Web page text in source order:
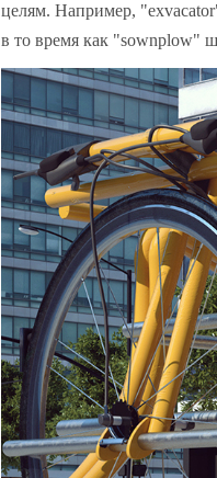
целям. Например,
в то время как "sownplow"